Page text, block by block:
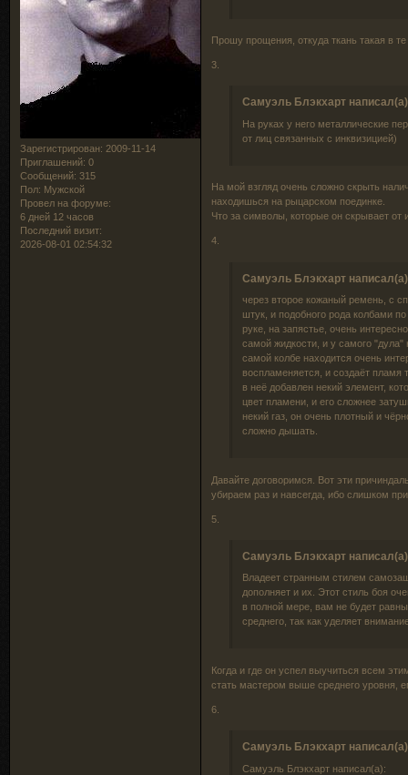
Зарегистрирован: 2009-11-14
Приглашений: 0
Сообщений: 315
Пол: Мужской
Провел на форуме:
6 дней 12 часов
Последний визит:
2026-08-01 02:54:32
Прошу прощения, откуда ткань такая в
3.
Самуэль Блэкхарт
На руках у него металлические
от лиц связанных с инквизицией)
На мой взгляд очень сложно скрыть
находишься на рыцарском поединке.
Что за символы, которые он скрывает от
4.
Самуэль Блэкхарт
через второе кожаный ремень, с
штук, и подобного рода колбами
руке, на запястье, очень
самой жидкости, и у самого "дула"
самой колбе находится очень
воспламеняется, и создаёт пламя
в неё добавлен некий элемент,
цвет пламени, и его сложнее
некий газ, он очень плотный и
сложно дышать.
Давайте договоримся. Вот эти
убираем раз и навсегда, ибо слишком
5.
Самуэль Блэкхарт
Владеет странным стилем
дополняет и их. Этот стиль боя
в полной мере, вам не будет
среднего, так как уделяет
Когда и где он успел выучиться всем
стать мастером выше среднего уровня,
6.
Самуэль Блэкхарт
Самуэль Блэкхарт написал(а):